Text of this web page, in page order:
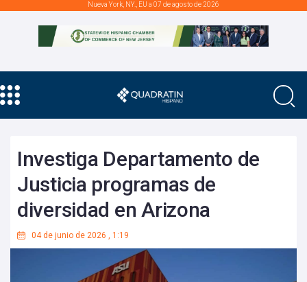
Nueva York, NY., EU a 07 de agosto de 2026
Investiga Departamento de
Justicia programas de
diversidad en Arizona
04 de junio de 2026 , 1:19